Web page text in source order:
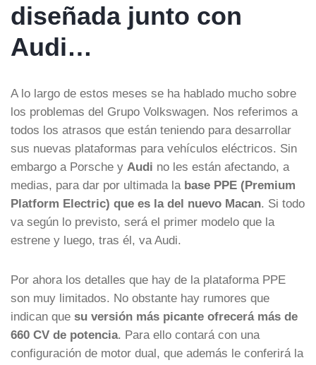
diseñada junto con
Audi…
A lo largo de estos meses se ha hablado mucho sobre
los problemas del Grupo Volkswagen. Nos referimos a
todos los atrasos que están teniendo para desarrollar
sus nuevas plataformas para vehículos eléctricos. Sin
embargo a Porsche y Audi no les están afectando, a
medias, para dar por ultimada la base PPE (Premium
Platform Electric) que es la del nuevo Macan. Si todo
va según lo previsto, será el primer modelo que la
estrene y luego, tras él, va Audi.
Por ahora los detalles que hay de la plataforma PPE
son muy limitados. No obstante hay rumores que
indican que su versión más picante ofrecerá más de
660 CV de potencia. Para ello contará con una
configuración de motor dual, que además le conferirá la